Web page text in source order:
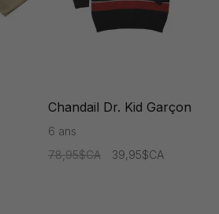
Chandail Dr. Kid Garçon
6 ans
78,95$CA
39,95$CA